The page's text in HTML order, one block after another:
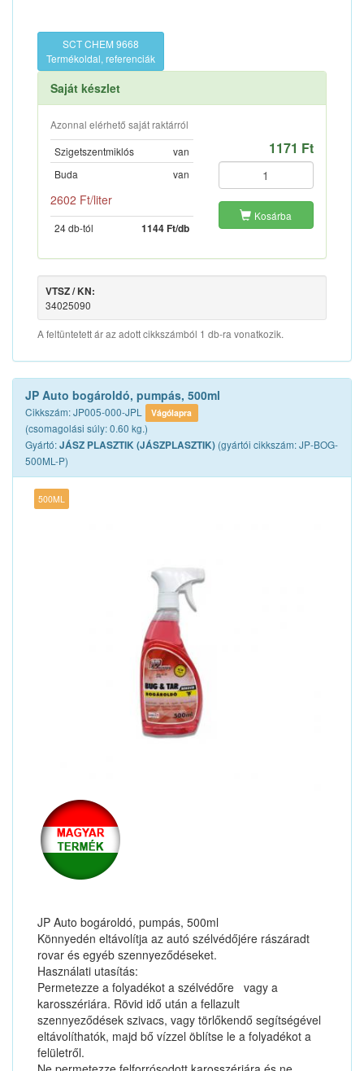
SCT CHEM 9668
Termékoldal, referenciák
Saját készlet
Azonnal elérhető saját raktárról
Szigetszentmiklós
van
Buda
van
2602 Ft/liter
24 db-tól 1144 Ft/db
1171 Ft
Kosárba
VTSZ / KN:
34025090
A feltüntetett ár az adott cikkszámból 1 db-ra vonatkozik.
JP Auto bogároldó, pumpás, 500ml
Cikkszám: JP005-000-JPL Vágólapra
(csomagolási súly: 0.60 kg.)
Gyártó:JÁSZ PLASZTIK (JÁSZPLASZTIK) (gyártói cikkszám: JP-BOG-
500ML-P)
500ML
JP Auto bogároldó, pumpás, 500ml
Könnyedén eltávolítja az autó szélvédőjére rászáradt
rovar és egyéb szennyeződéseket.
Használati utasítás:
Permetezze a folyadékot a szélvédőre vagy a
karosszériára. Rövid idő után a fellazult
szennyeződések szivacs, vagy törlőkendő segítségével
eltávolíthatók, majd bő vízzel öblítse le a folyadékot a
felületről.